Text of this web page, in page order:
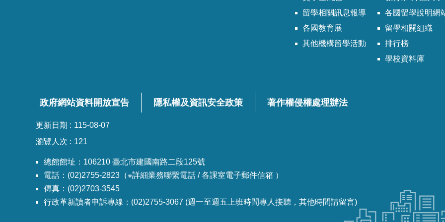
留學相關訊息報導
各國教育展
其他機構留學活動
各國留學說明網
留學相關組織
排行榜
學校資料庫
政府網站資料開放宣告 隱私權及資訊安全政策 著作權侵權處理辦法
更新日期
115-08-07
瀏覽人次
121
總館館址：106210 臺北市建國南路二段125號
電話：(02)2755-2823（※詳細業務聯繫電話 / 各課室電子郵件信箱 ）
傳真：(02)2703-3545
行政革新讀者申訴專線：(02)2755-3067 (週一至週五上班時間專人接聽，其他時間請留言)